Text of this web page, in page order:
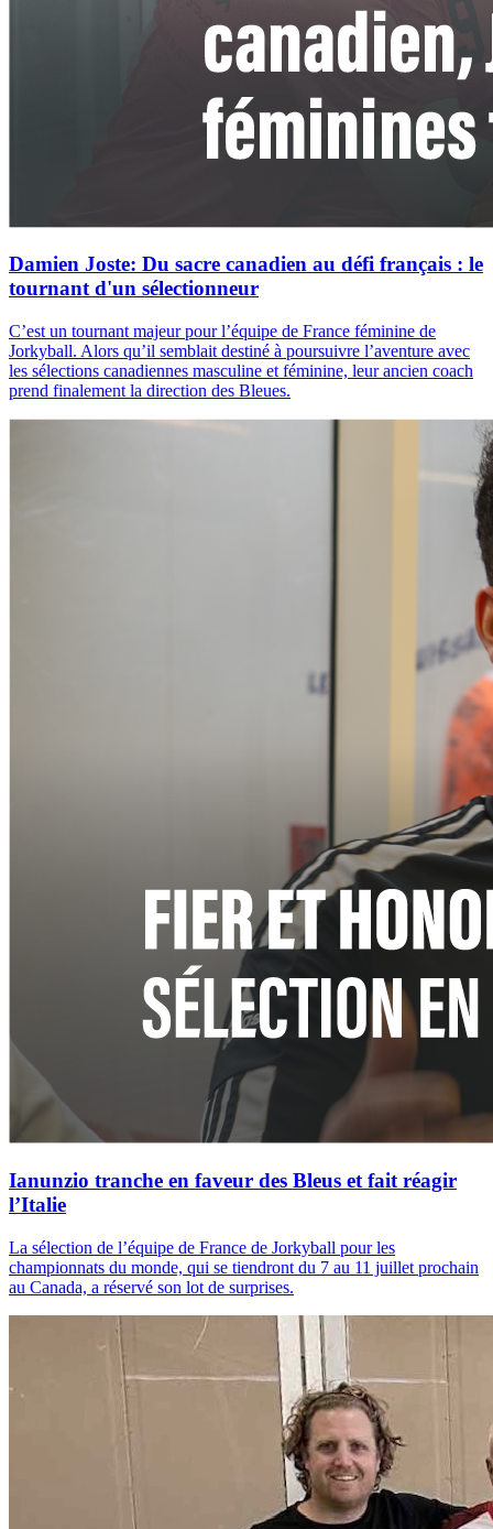
Damien Joste: Du sacre canadien au défi français : le
tournant d'un sélectionneur
C’est un tournant majeur pour l’équipe de France féminine de
Jorkyball. Alors qu’il semblait destiné à poursuivre l’aventure avec
les sélections canadiennes masculine et féminine, leur ancien coach
prend finalement la direction des Bleues.
Ianunzio tranche en faveur des Bleus et fait réagir
l’Italie
La sélection de l’équipe de France de Jorkyball pour les
championnats du monde, qui se tiendront du 7 au 11 juillet prochain
au Canada, a réservé son lot de surprises.